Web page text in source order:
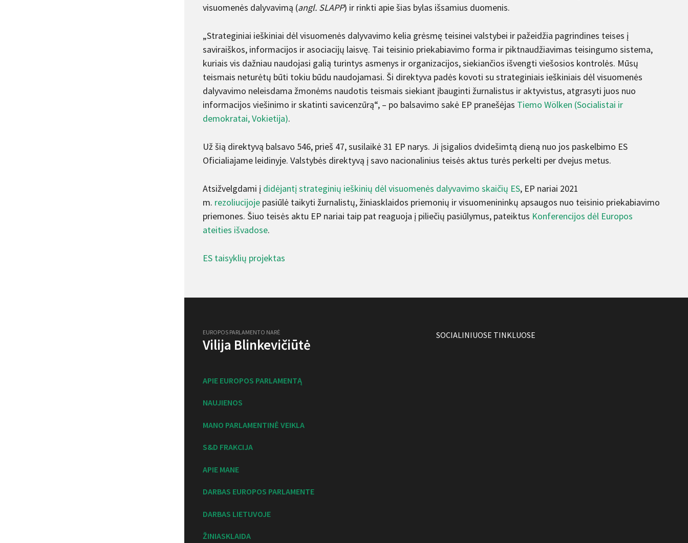
visuomenės dalyvavimą (angl. SLAPP) ir rinkti apie šias bylas išsamius duomenis.
„Strateginiai ieškiniai dėl visuomenės dalyvavimo kelia grėsmę teisinei valstybei ir pažeidžia pagrindines teises į
saviraiškos, informacijos ir asociacijų laisvę. Tai teisinio priekabiavimo forma ir piktnaudžiavimas teisingumo sistema,
kuriais vis dažniau naudojasi galią turintys asmenys ir organizacijos, siekiančios išvengti viešosios kontrolės. Mūsų
teismais neturėtų būti tokiu būdu naudojamasi. Ši direktyva padės kovoti su strateginiais ieškiniais dėl visuomenės
dalyvavimo neleisdama žmonėms naudotis teismais siekiant įbauginti žurnalistus ir aktyvistus, atgrasyti juos nuo
informacijos viešinimo ir skatinti savicenzūrą“, – po balsavimo sakė EP pranešėjas Tiemo Wölken (Socialistai ir
demokratai, Vokietija).
Už šią direktyvą balsavo 546, prieš 47, susilaikė 31 EP narys. Ji įsigalios dvidešimtą dieną nuo jos paskelbimo ES
Oficialiajame leidinyje. Valstybės direktyvą į savo nacionalinius teisės aktus turės perkelti per dvejus metus.
Atsižvelgdami į didėjantį strateginių ieškinių dėl visuomenės dalyvavimo skaičių ES, EP nariai 2021
m. rezoliucijoje pasiūlė taikyti žurnalistų, žiniasklaidos priemonių ir visuomenininkų apsaugos nuo teisinio priekabiavimo
priemones. Šiuo teisės aktu EP nariai taip pat reaguoja į piliečių pasiūlymus, pateiktus Konferencijos dėl Europos
ateities išvadose.
ES taisyklių projektas
EUROPOS PARLAMENTO NARĖ
Vilija Blinkevičiūtė
APIE EUROPOS PARLAMENTĄ
NAUJIENOS
MANO PARLAMENTINĖ VEIKLA
S&D FRAKCIJA
APIE MANE
DARBAS EUROPOS PARLAMENTE
DARBAS LIETUVOJE
ŽINIASKLAIDA
SOCIALINIUOSE TINKLUOSE